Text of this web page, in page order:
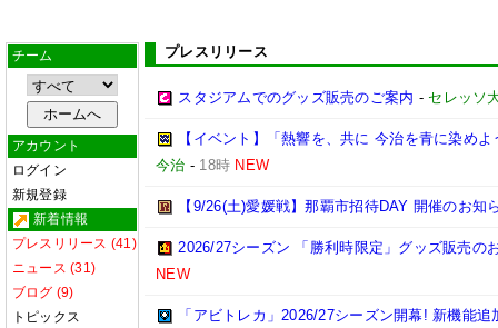
チーム
アカウント
ログイン
新規登録
新着情報
プレスリリース (41)
ニュース (31)
ブログ (9)
トピックス
プレスリリース
スタジアムでのグッズ販売のご案内 - セレッソ
【イベント】「熱響を、共に 今治を青に染め
今治 - 18時 NEW
【9/26(土)愛媛戦】那覇市招待DAY 開催のお知
2026/27シーズン 「勝利時限定」グッズ販売の
NEW
「アビトレカ」2026/27シーズン開幕! 新機能